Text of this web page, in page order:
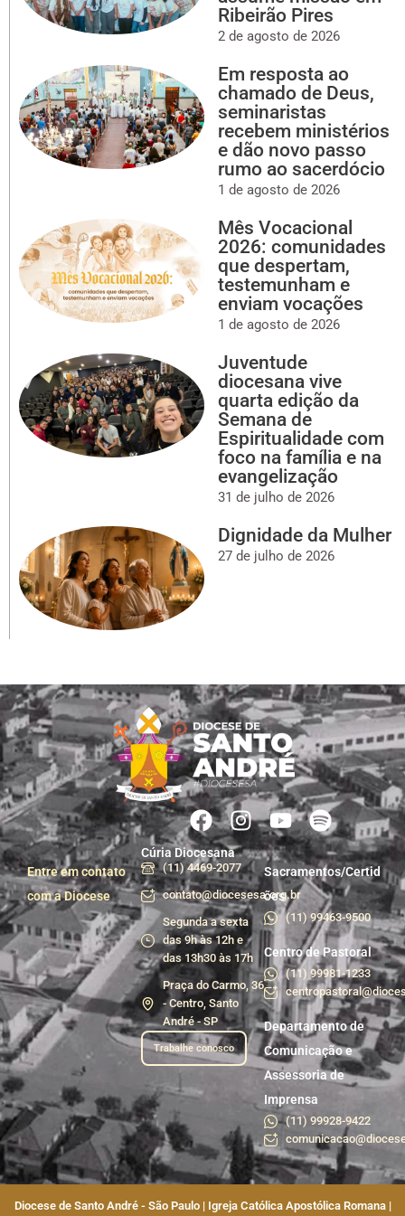
Ribeirão Pires
2 de agosto de 2026
Em resposta ao
chamado de Deus,
seminaristas
recebem ministérios
e dão novo passo
rumo ao sacerdócio
1 de agosto de 2026
Mês Vocacional
2026: comunidades
que despertam,
testemunham e
enviam vocações
1 de agosto de 2026
Juventude
diocesana vive
quarta edição da
Semana de
Espiritualidade com
foco na família e na
evangelização
31 de julho de 2026
Dignidade da Mulher
27 de julho de 2026
Entre em contato
com a Diocese
Cúria Diocesana
(11) 4469-2077
contato@diocesesa.org.br
Segunda a sexta
das 9h às 12h e
das 13h30 às 17h
Praça do Carmo, 36
- Centro, Santo
André - SP
Trabalhe conosco
Sacramentos/Certid
ões
(11) 99463-9500
Centro de Pastoral
(11) 99981-1233
Departamento de
Comunicação e
Assessoria de
Imprensa
(11) 99928-9422
Diocese de Santo André - São Paulo | Igreja Católica Apostólica Romana |